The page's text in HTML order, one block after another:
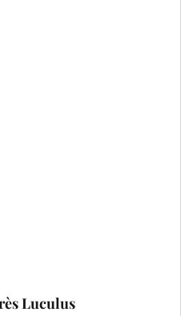
Luculus